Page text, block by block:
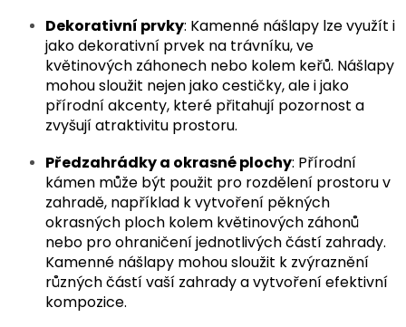
Dekorativní prvky: Kamenné nášlapy lze využít i
jako dekorativní prvek na trávníku, ve
květinových záhonech nebo kolem keřů. Nášlapy
mohou sloužit nejen jako cestičky, ale i jako
přírodní akcenty, které přitahují pozornost a
zvyšují atraktivitu prostoru.
Předzahrádky a okrasné plochy: Přírodní
kámen může být použit pro rozdělení prostoru v
zahradě, například k vytvoření pěkných
okrasných ploch kolem květinových záhonů
nebo pro ohraničení jednotlivých částí zahrady.
Kamenné nášlapy mohou sloužit k zvýraznění
různých částí vaší zahrady a vytvoření efektivní
kompozice.